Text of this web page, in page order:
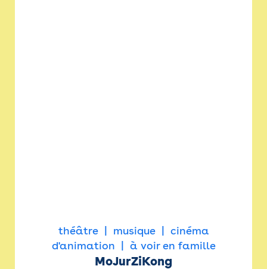
théâtre musique
cinéma
d'animation
à voir en famille
MoJurZiKong